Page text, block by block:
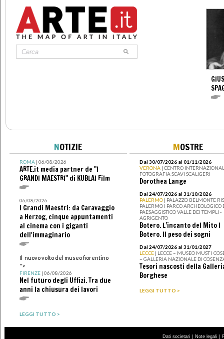
NOTIZIE
ROMA| 06/08/2026
ARTE.it media partner de "I
GRANDI MAESTRI" di KUBLAI Film
06/08/2026
I Grandi Maestri: da Caravaggio
a Herzog, cinque appuntamenti
al cinema con i giganti
dell'immaginario
Il nuovo volto del museo fiorentino
">
FIRENZE| 06/08/2026
Nel futuro degli Uffizi. Tra due
anni la chiusura dei lavori
LEGGI TUTTO >
MOSTRE
Dal 30/07/2026 al 01/11/2026
VERONA | CENTRO
FOTOGRAFIA SCAVI SCALIGERI
Dorothea Lange
Dal 24/07/2026 al 31/10/2026
PALERMO | PALAZZO BELMONTE
PALERMO I PARCO ARCHEOLOGICO
PAESAGGISTICO VALLE DEI TEMPLI -
AGRIGENTO
Botero. L’incanto del Mito I
Botero. Il peso dei sogni
Dal 24/07/2026 al 31/01/2027
LECCE | LECCE – MUSEO MUST I
– GALLERIA NAZIONALE DI
Tesori nascosti della
Borghese
LEGGI TUTTO >
Dati societari Note legali